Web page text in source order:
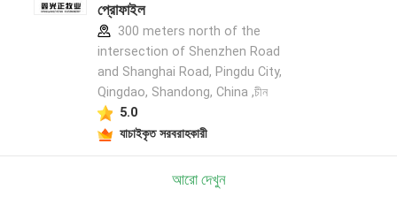
প্রোফাইল
300 meters north of the
intersection of Shenzhen Road
and Shanghai Road, Pingdu City,
Qingdao, Shandong, China ,চীন
5.0
যাচাইকৃত সরবরাহকারী
আরো দেখুন